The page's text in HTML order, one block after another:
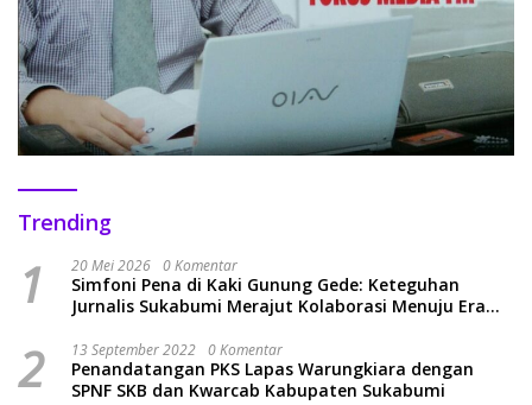
Trending
1 20 Mei 2026 0 Komentar
Simfoni Pena di Kaki Gunung Gede: Keteguhan
Jurnalis Sukabumi Merajut Kolaborasi Menuju Era
2 13 September 2022 0 Komentar
Penandatangan PKS Lapas Warungkiara dengan
SPNF SKB dan Kwarcab Kabupaten Sukabumi